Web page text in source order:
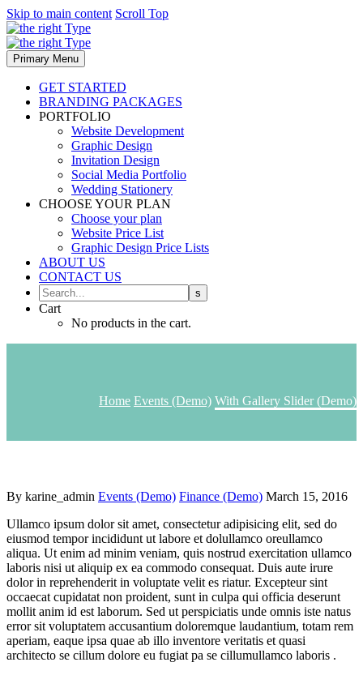
Skip to main content Scroll Top
Primary Menu
GET STARTED
BRANDING PACKAGES
PORTFOLIO
Website Development
Graphic Design
Invitation Design
Social Media Portfolio
Wedding Stationery
CHOOSE YOUR PLAN
Choose your plan
Website Price List
Graphic Design Price Lists
ABOUT US
CONTACT US
Cart
No products in the cart.
Home Events (Demo) With Gallery Slider (Demo)
By karine_admin Events (Demo) Finance (Demo) March 15, 2016
Ullamco ipsum dolor sit amet, consectetur adipisicing elit, sed do
eiusmod tempor incididunt ut labore et dolullamco oreullamco
aliqua. Ut enim ad minim veniam, quis nostrud exercitation ullamco
laboris nisi ut aliquip ex ea commodo consequat. Duis aute irure
dolor in reprehenderit in voluptate velit es riatur. Excepteur sint
occaecat cupidatat non proident, sunt in culpa qui officia deserunt
mollit anim id est laborum. Sed ut perspiciatis unde omnis iste natus
error sit voluptatem accusantium doloremque laudantium, totam rem
aperiam, eaque ipsa quae ab illo inventore veritatis et quasi
architecto se cillum dolore eu fugiat pa se cillumullamco laboris .